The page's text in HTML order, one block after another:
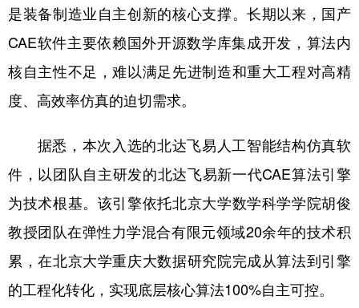
是装备制造业自主创新的核心支撑。长期以来，国产
CAE软件主要依赖国外开源数学库集成开发，算法内
核自主性不足，难以满足先进制造和重大工程对高精
度、高效率仿真的迫切需求。
据悉，本次入选的北达飞易人工智能结构仿真软
件，以团队自主研发的北达飞易新一代CAE算法引擎
为技术根基。该引擎依托北京大学数学科学学院胡俊
教授团队在弹性力学混合有限元领域20余年的技术积
累，在北京大学重庆大数据研究院完成从算法到引擎
的工程化转化，实现底层核心算法100%自主可控。